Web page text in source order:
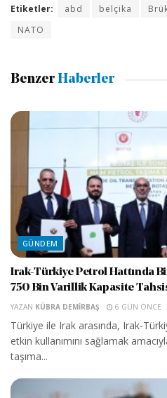
Etiketler: abd belçika
NATO
Benzer Haberler
GÜNDEM
Irak-Türkiye Petrol Hattında
750 Bin Varillik Kapasite
YAZAN KÜBRA DEMIRBAŞ 6 GÜN ÖNCE
Türkiye ile Irak arasında, Irak-
etkin kullanımını sağlamak
taşıma...